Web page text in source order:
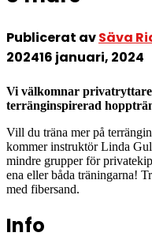
Publicerat avSäva
202416 januari, 2024
Vi välkomnar
terränginspirerad
Vill du träna mer på
kommer instruktör Linda
mindre grupper för
ena eller båda träningarna!
med fibersand.
Info